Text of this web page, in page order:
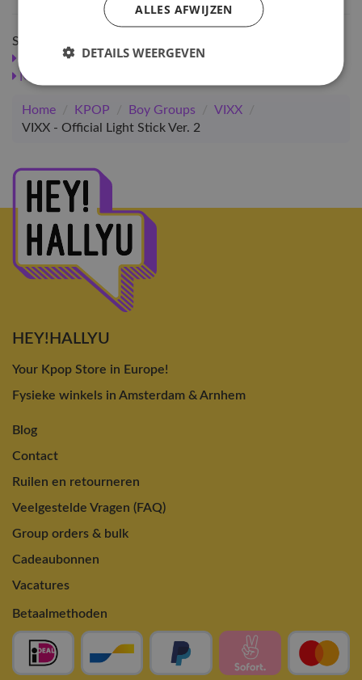
Shop meer
KPOP Boy Groups Merchandise
Merchandise
Home / KPOP / Boy Groups / VIXX
/
VIXX - Official Light Stick Ver. 2
HEY!HALLYU
Your Kpop Store in Europe!
Fysieke winkels in Amsterdam & Arnhem
Blog
Contact
Ruilen en retourneren
Veelgestelde Vragen (FAQ)
Group orders & bulk
Cadeaubonnen
Vacatures
Betaalmethoden
ALLES AFWIJZEN
DETAILS WEERGEVEN